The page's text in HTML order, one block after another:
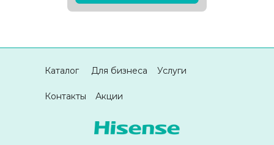
Контакты
Каталог Для бизнеса Услуги
Акции